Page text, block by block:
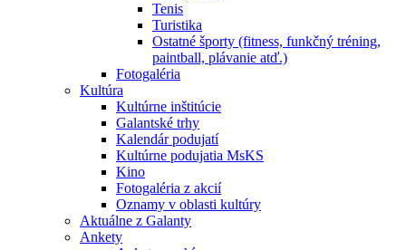
Tenis
Turistika
Ostatné športy (fitness, funkčný tréning,
paintball, plávanie atď.)
Fotogaléria
Kultúra
Kultúrne inštitúcie
Galantské trhy
Kalendár podujatí
Kultúrne podujatia MsKS
Kino
Fotogaléria z akcií
Oznamy v oblasti kultúry
Aktuálne z Galanty
Ankety